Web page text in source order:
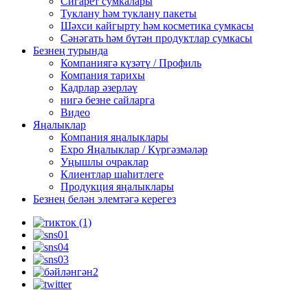
Туклану һәм туклану пакеты
Шәхси кайгырту һәм косметика сумкасы
Сәнәгать һәм бүтән продуктлар сумкасы
Безнең турында
Компаниягә күзәтү / Профиль
Компания тарихы
Кадрлар әзерләү
нигә безне сайларга
Видео
Яңалыклар
Компания яңалыклары
Expo Яңалыклар / Күргәзмәләр
Уңышлы очраклар
Клиентлар шаһитлеге
Продукция яңалыклары
Безнең белән элемтәгә керегез